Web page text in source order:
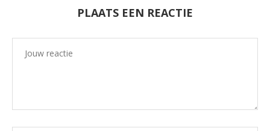
PLAATS EEN REACTIE